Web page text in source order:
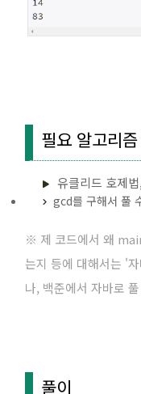
필요 알고리즘
유클리드 호제
gcd를 구해서 풀
※ 제 코드에서 왜
는지 등에 대해서는 '
나, 백준에서 자바로
풀이